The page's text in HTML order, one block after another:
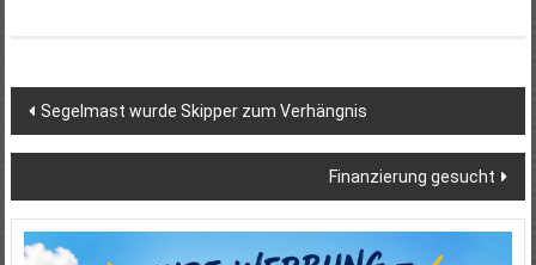
Beitragsnavigation
Segelmast wurde Skipper zum Verhängnis
Finanzierung gesucht